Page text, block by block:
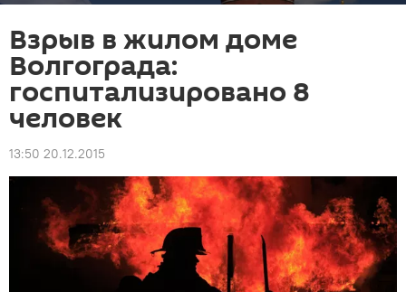
Взрыв в жилом доме
Волгограда:
госпитализировано 8
человек
13:50 20.12.2015